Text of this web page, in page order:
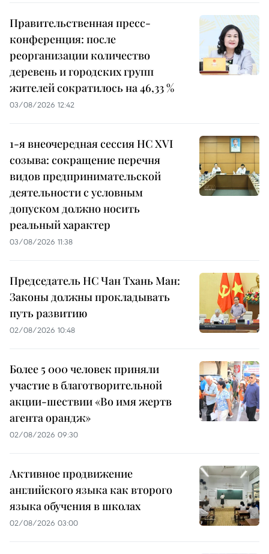
Правительственная пресс-
конференция: после
реорганизации количество
деревень и городских групп
жителей сократилось на 46,33 %
03/08/2026 12:42
1-я внеочередная сессия НС XVI
созыва: сокращение перечня
видов предпринимательской
деятельности с условным
допуском должно носить
реальный характер
03/08/2026 11:38
Председатель НС Чан Тхань Ман:
Законы должны прокладывать
путь развитию
02/08/2026 10:48
Более 5 000 человек приняли
участие в благотворительной
акции-шествии «Во имя жертв
агента орандж»
02/08/2026 09:30
Активное продвижение
английского языка как второго
языка обучения в школах
02/08/2026 03:00